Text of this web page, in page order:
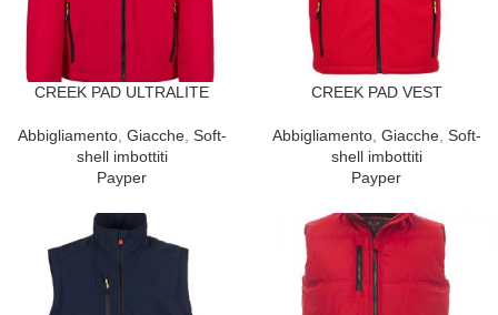
CREEK PAD ULTRALITE
Abbigliamento, Giacche, Soft-
shell imbottiti
Payper
CREEK PAD VEST
Abbigliamento, Giacche, Soft-
shell imbottiti
Payper